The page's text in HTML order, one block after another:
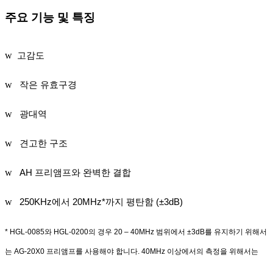
주요 기능 및 특징
w 고감도
w 작은 유효구경
w 광대역
w 견고한 구조
w AH 프리앰프와 완벽한 결합
w 250KHz에서 20MHz*까지 평탄함 (±3dB)
* HGL-0085와 HGL-0200의 경우 20 – 40MHz 범위에서 ±3dB를 유지하기 위해서
는 AG-20X0 프리앰프를 사용해야 합니다. 40MHz 이상에서의 측정을 위해서는